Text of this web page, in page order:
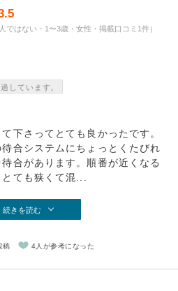
ではない・1〜3歳・女性・掲載口コミ1件）
しています。
下さってとても良かったです。
合システムにちょっとくたびれ
合があります。順番が近くなる
ても狭くて混...
続きを読む
稿 4人が参考になった